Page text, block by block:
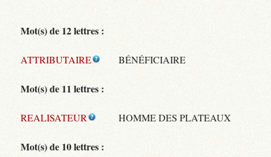
Mot(s) de 12 lettres :
ATTRIBUTAIRE BÉNÉFICIAIRE
Mot(s) de 11 lettres :
REALISATEUR HOMME DES PLATEAUX
Mot(s) de 10 lettres :